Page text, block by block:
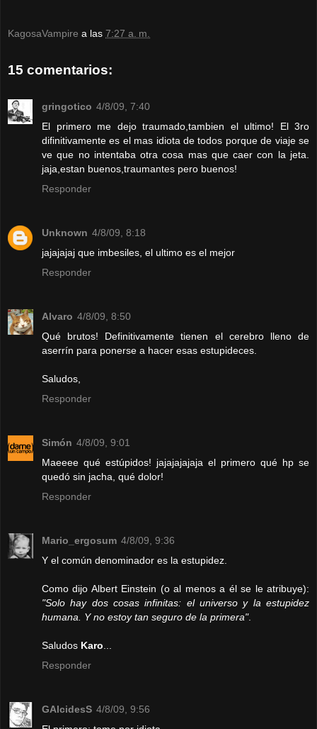
KagosaVampire a las 7:27 a. m.
15 comentarios:
gringotico 4/8/09, 7:40
El primero me dejo traumado,tambien el ultimo! El 3ro
difinitivamente es el mas idiota de todos porque de viaje se
ve que no intentaba otra cosa mas que caer con la jeta.
jaja,estan buenos,traumantes pero buenos!
Responder
Unknown 4/8/09, 8:18
jajajajaj que imbesiles, el ultimo es el mejor
Responder
Alvaro 4/8/09, 8:50
Qué brutos! Definitivamente tienen el cerebro lleno de
aserrín para ponerse a hacer esas estupideces.
Saludos,
Responder
Simón 4/8/09, 9:01
Maeeee qué estúpidos! jajajajajaja el primero qué hp se
quedó sin jacha, qué dolor!
Responder
Mario_ergosum 4/8/09, 9:36
Y el común denominador es la estupidez.
Como dijo Albert Einstein (o al menos a él se le atribuye):
"Solo hay dos cosas infinitas: el universo y la estupidez
humana. Y no estoy tan seguro de la primera".
Saludos Karo...
Responder
GAlcidesS 4/8/09, 9:56